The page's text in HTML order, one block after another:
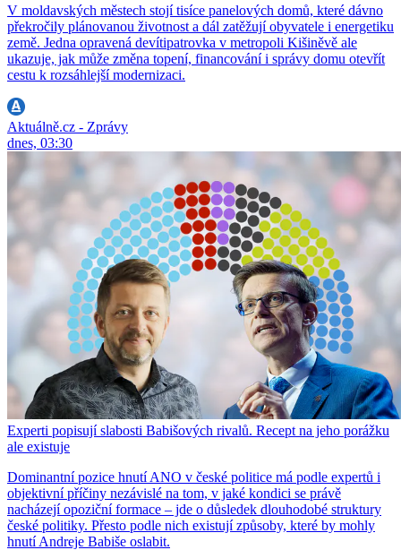
V moldavských městech stojí tisíce panelových domů, které dávno
překročily plánovanou životnost a dál zatěžují obyvatele i energetiku
země. Jedna opravená devítipatrovka v metropoli Kišiněvě ale
ukazuje, jak může změna topení, financování i správy domu otevřít
cestu k rozsáhlejší modernizaci.
Aktuálně.cz - Zprávy
dnes, 03:30
Experti popisují slabosti Babišových rivalů. Recept na jeho porážku
ale existuje
Dominantní pozice hnutí ANO v české politice má podle expertů i
objektivní příčiny nezávislé na tom, v jaké kondici se právě
nacházejí opoziční formace – jde o důsledek dlouhodobé struktury
české politiky. Přesto podle nich existují způsoby, které by mohly
hnutí Andreje Babiše oslabit.